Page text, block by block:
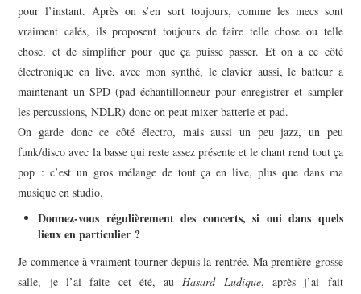
pour l’instant. Après on s’en sort toujours, comme les mecs sont
vraiment calés, ils proposent toujours de faire telle chose ou telle
chose, et de simplifier pour que ça puisse passer. Et on a ce côté
électronique en live, avec mon synthé, le clavier aussi, le batteur a
maintenant un SPD (pad échantillonneur pour enregistrer et sampler
les percussions, NDLR) donc on peut mixer batterie et pad.
On garde donc ce côté électro, mais aussi un peu jazz, un peu
funk/disco avec la basse qui reste assez présente et le chant rend tout ça
pop : c’est un gros mélange de tout ça en live, plus que dans ma
musique en studio.
Donnez-vous régulièrement des concerts, si oui dans quels
lieux en particulier ?
Je commence à vraiment tourner depuis la rentrée. Ma première grosse
salle, je l’ai faite cet été, au Hasard Ludique, après j’ai fait